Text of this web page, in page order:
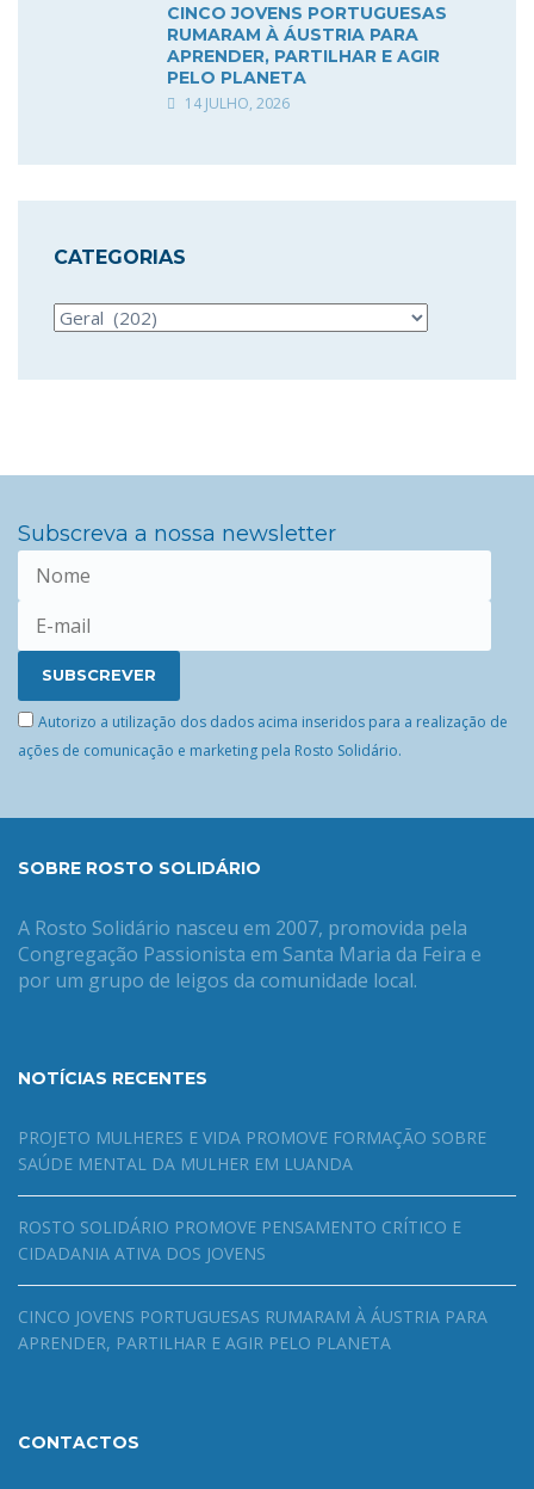
CINCO JOVENS PORTUGUESAS
RUMARAM À ÁUSTRIA PARA
APRENDER, PARTILHAR E AGIR
PELO PLANETA
14 JULHO, 2026
CATEGORIAS
Categorias
Subscreva a nossa newsletter
Autorizo a utilização dos dados acima inseridos para a realização de
ações de comunicação e marketing pela Rosto Solidário.
SOBRE ROSTO SOLIDÁRIO
A Rosto Solidário nasceu em 2007, promovida pela
Congregação Passionista em Santa Maria da Feira e
por um grupo de leigos da comunidade local.
NOTÍCIAS RECENTES
PROJETO MULHERES E VIDA PROMOVE FORMAÇÃO SOBRE
SAÚDE MENTAL DA MULHER EM LUANDA
ROSTO SOLIDÁRIO PROMOVE PENSAMENTO CRÍTICO E
CIDADANIA ATIVA DOS JOVENS
CINCO JOVENS PORTUGUESAS RUMARAM À ÁUSTRIA PARA
APRENDER, PARTILHAR E AGIR PELO PLANETA
CONTACTOS